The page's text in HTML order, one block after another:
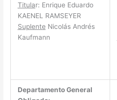
Titular: Enrique Eduardo
KAENEL RAMSEYER
Suplente Nicolás Andrés
Kaufmann
Departamento General